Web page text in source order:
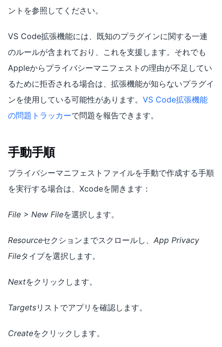
ントを参照してください。
VS Code拡張機能には、既知のプラグインに関する一連
のルールが含まれており、これを支援します。それでも
Appleからプライバシーマニフェストの理由が不足してい
るために拒否される場合は、拡張機能が知らないプラグイ
ンを使用している可能性があります。 VS Code拡張機能
の問題トラッカーで問題を報告できます。
手動手順
プライバシーマニフェストファイルを手動で作成する手順
を実行する場合は、Xcodeを開きます：
File > New Fileを選択します。
Resourceセクションまでスクロールし、 App Privacy
Fileタイプを選択します。
Nextをクリックします。
Targetsリストでアプリを確認します。
Createをクリックします。